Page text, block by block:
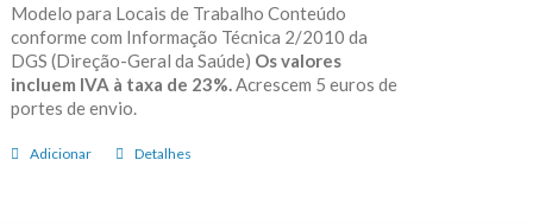
Modelo para Locais de Trabalho Conteúdo
conforme com Informação Técnica 2/2010 da
DGS (Direção-Geral da Saúde) Os valores
incluem IVA à taxa de 23%. Acrescem 5 euros de
portes de envio.
Adicionar Detalhes